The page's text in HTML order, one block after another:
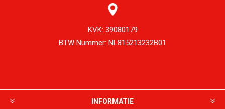
KVK: 39080179
BTW Nummer: NL815213232B01
INFORMATIE